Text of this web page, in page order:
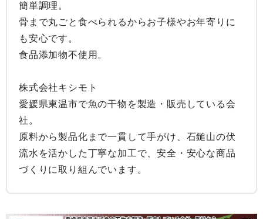
簡単調理。
骨まで丸ごと食べられるからお子様やお年寄りに
も安心です。
食品添加物不使用。
株式会社キシモト
愛媛県東温市で魚の干物を製造・販売している会
社。
原料から製品化まで一貫して手がけ、石鎚山の伏
流水を活かした丁寧な加工で、安全・安心な商品
づくりに取り組んでいます。